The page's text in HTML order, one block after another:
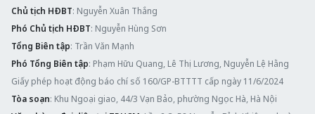
Chủ tịch HĐBT: Nguyễn Xuân Thắng
Phó Chủ tịch HĐBT: Nguyễn Hùng Sơn
Tổng Biên tập: Trần Văn Mạnh
Phó Tổng Biên tập: Phạm Hữu Quang, Lê Thị Lương, Nguyễn Lệ Hằng
Giấy phép hoạt động báo chí số 160/GP-BTTTT cấp ngày 11/6/2024
Tòa soạn: Khu Ngoại giao, 44/3 Vạn Bảo, phường Ngọc Hà, Hà Nội